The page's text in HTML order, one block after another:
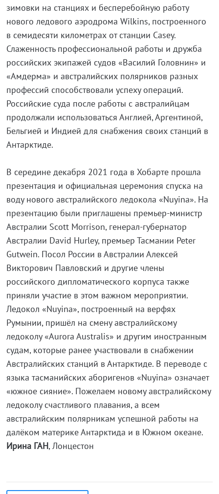
зимовки на станциях и бесперебойную работу
нового ледового аэродрома Wilkins, построенного
в семидесяти километрах от станции Casey.
Слаженность профессиональной работы и дружба
российских экипажей судов «Василий Головнин» и
«Амдерма» и австралийских полярников разных
профессий способствовали успеху операций.
Российские суда после работы с австралийцам
продолжали использоваться Англией, Аргентиной,
Бельгией и Индией для снабжения своих станций в
Антарктиде.
В середине декабря 2021 года в Хобарте прошла
презентация и официальная церемония спуска на
воду нового австралийского ледокола «Nuyina». На
презентацию были приглашены премьер-министр
Австралии Scott Morrison, генерал-губернатор
Австралии David Hurley, премьер Тасмании Peter
Gutwein. Посол России в Австралии Алексей
Викторович Павловский и другие члены
российского дипломатического корпуса также
приняли участие в этом важном мероприятии.
Ледокол «Nuyina», построенный на верфях
Румынии, пришёл на смену австралийскому
ледоколу «Aurora Australis» и другим иностранным
судам, которые ранее участвовали в снабжении
Австралийских станций в Антарктиде. В переводе с
языка тасманийских аборигенов «Nuyina» означает
«южное сияние». Пожелаем новому австралийскому
ледоколу счастливого плавания, а всем
австралийским полярникам успешной работы на
далёком материке Антарктида и в Южном океане.
Ирина ГАН, Лонцестон